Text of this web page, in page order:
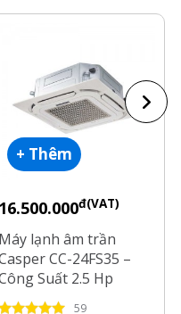
+ Thêm
16.500.000đ(VAT)
Máy lạnh âm trần
CC-24FS35 –
Suất 2.5 Hp
59